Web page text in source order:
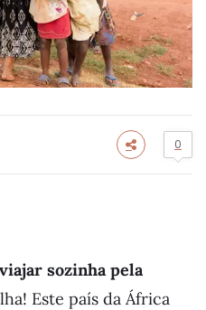
0
viajar sozinha pela
Este país da África